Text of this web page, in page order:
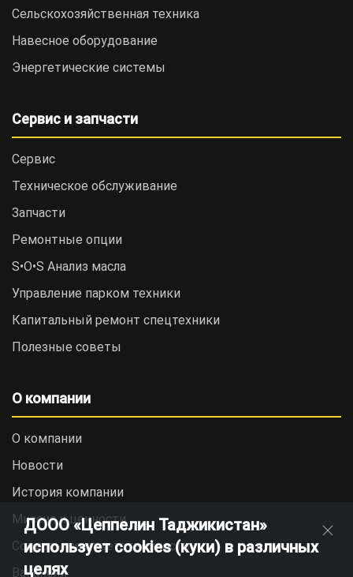
Сельскохозяйственная техника
Навесное оборудование
Энергетические системы
Сервис и запчасти
Сервис
Техническое обслуживание
Запчасти
Ремонтные опции
S•O•S Анализ масла
Управление парком техники
Капитальный ремонт спецтехники
Полезные советы
О компании
О компании
Новости
История компании
Миссия и ценности
Социальная ответственность
Вакансии
ДООО «Цеппелин Таджикистан»
использует cookies (куки) в различных
целях